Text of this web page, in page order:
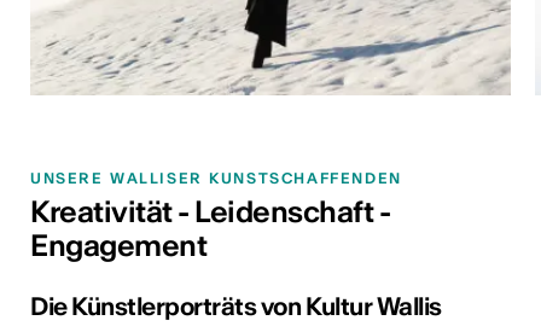
UNSERE WALLISER KUNSTSCHAFFENDEN
Kreativität - Leidenschaft -
Engagement
Die Künstlerporträts von Kultur Wallis